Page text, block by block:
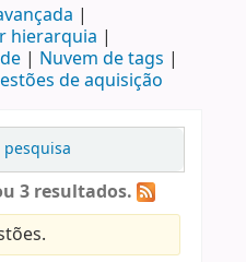
hierarquia
Nuvem de tags
de aquisição
3 resultados.